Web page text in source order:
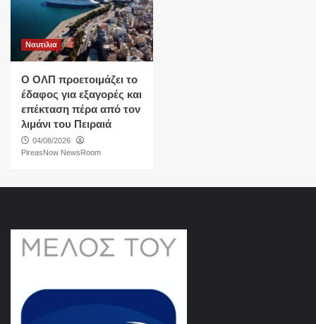
Ναυτιλια
O ΟΛΠ προετοιμάζει το
έδαφος για εξαγορές και
επέκταση πέρα από τον
λιμάνι του Πειραιά
04/08/2026
PireasNow NewsRoom